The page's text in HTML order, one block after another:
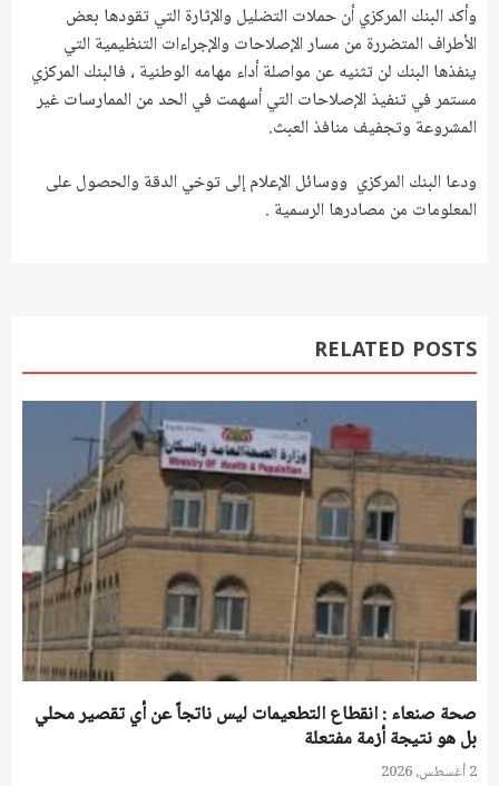
وأكد البنك المركزي أن حملات التضليل والإثارة التي تقودها بعض
الأطراف المتضررة من مسار الإصلاحات والإجراءات التنظيمية التي
ينفذها البنك لن تثنيه عن مواصلة أداء مهامه الوطنية ، فالبنك المركزي
مستمر في تنفيذ الإصلاحات التي أسهمت في الحد من الممارسات غير
المشروعة وتجفيف منافذ العبث.
ودعا البنك المركزي ووسائل الإعلام إلى توخي الدقة والحصول على
المعلومات من مصادرها الرسمية .
RELATED POSTS
صحة صنعاء : انقطاع التطعيمات ليس ناتجاً عن أي تقصير محلي
بل هو نتيجة أزمة مفتعلة
2 أغسطس، 2026